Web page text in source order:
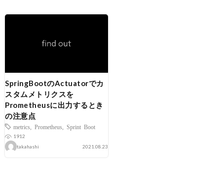
SpringBootのActuatorでカ
スタムメトリクスを
Prometheusに出力するとき
の注意点
metrics Prometheus
Sprint Boot
1912
takahashi
2021.08.23